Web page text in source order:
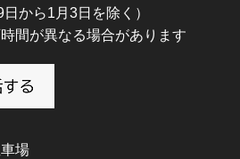
から1月3日を除く）
間が異なる場合があります
場